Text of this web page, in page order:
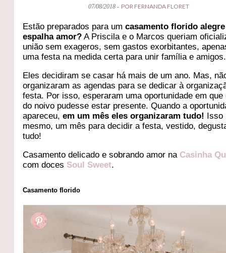
07/08/2018 - POR FERNANDA FLORET
Estão preparados para umcasamento florido
espalha amor? A Priscila e o Marcos queriam
união sem exageros, sem gastos exorbitantes,
uma festa na medida certa para unir família e amigos.
Eles decidiram se casar há mais de um ano. Mas,
organizaram as agendas para se dedicar à
festa. Por isso, esperaram uma oportunidade em que
do noivo pudesse estar presente. Quando a
apareceu,em um mês eles organizaram tudo!
Isso
mesmo, um mês para decidir a festa, vestido,
tudo!
Casamento delicado e sobrando amor na Casinha
com doces Soul Sweet.
Casamento florido